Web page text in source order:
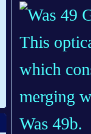
This
which
merging
Was 49b.